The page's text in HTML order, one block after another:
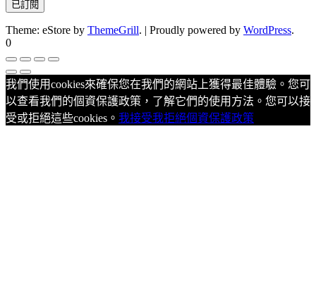
Theme: eStore by ThemeGrill. | Proudly powered by WordPress.
0
我們使用cookies來確保您在我們的網站上獲得最佳體驗。您可
以查看我們的個資保護政策，了解它們的使用方法。您可以接
受或拒絕這些cookies。 我接受我拒絕個資保護政策